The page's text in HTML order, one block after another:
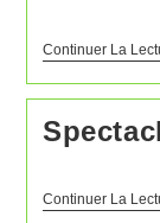
Continuer La
Continuer La